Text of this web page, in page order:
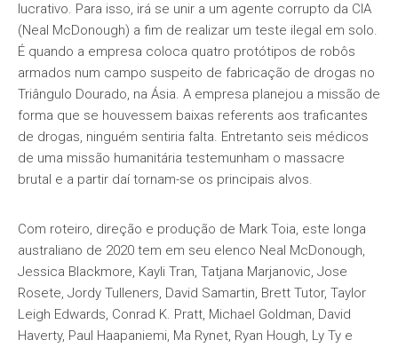
lucrativo. Para isso, irá se unir a um agente corrupto da CIA
(Neal McDonough) a fim de realizar um teste ilegal em solo.
É quando a empresa coloca quatro protótipos de robôs
armados num campo suspeito de fabricação de drogas no
Triângulo Dourado, na Ásia. A empresa planejou a missão de
forma que se houvessem baixas referents aos traficantes
de drogas, ninguém sentiria falta. Entretanto seis médicos
de uma missão humanitária testemunham o massacre
brutal e a partir daí tornam-se os principais alvos.
Com roteiro, direção e produção de Mark Toia, este longa
australiano de 2020 tem em seu elenco Neal McDonough,
Jessica Blackmore, Kayli Tran, Tatjana Marjanovic, Jose
Rosete, Jordy Tulleners, David Samartin, Brett Tutor, Taylor
Leigh Edwards, Conrad K. Pratt, Michael Goldman, David
Haverty, Paul Haapaniemi, Ma Rynet, Ryan Hough, Ly Ty e